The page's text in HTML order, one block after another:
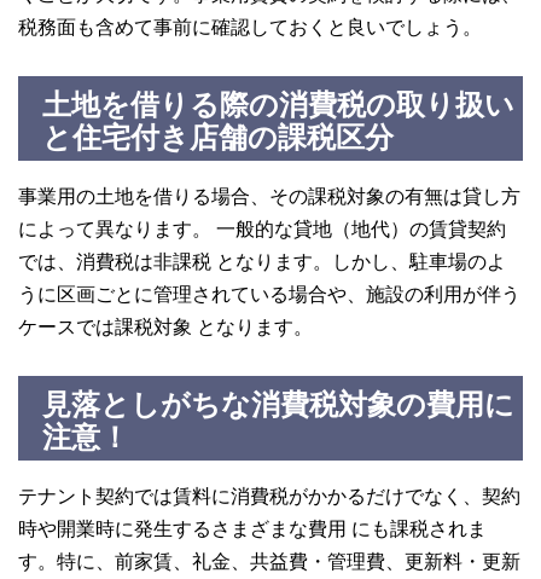
税務面も含めて事前に確認しておくと良いでしょう。
土地を借りる際の消費税の取り扱い
と住宅付き店舗の課税区分
事業用の土地を借りる場合、その課税対象の有無は貸し方
によって異なります。 一般的な貸地（地代）の賃貸契約
では、消費税は非課税 となります。しかし、駐車場のよ
うに区画ごとに管理されている場合や、施設の利用が伴う
ケースでは課税対象 となります。
見落としがちな消費税対象の費用に
注意！
テナント契約では賃料に消費税がかかるだけでなく、契約
時や開業時に発生するさまざまな費用 にも課税されま
す。特に、前家賃、礼金、共益費・管理費、更新料・更新